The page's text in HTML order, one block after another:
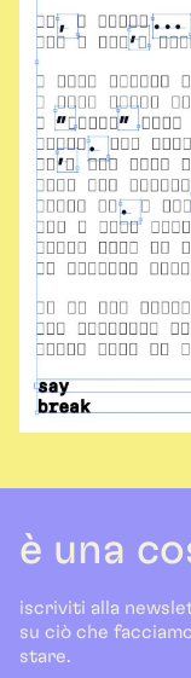
è una
iscriviti alla
su ciò che
stare.